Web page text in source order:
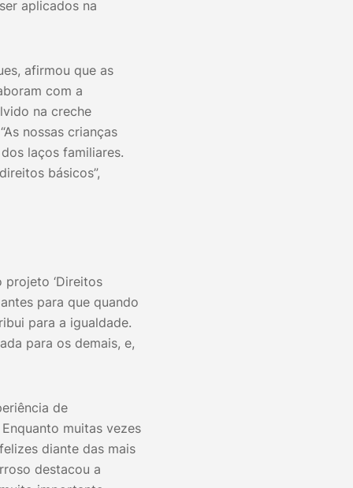
aplicados na
afirmou que as
com a
na creche
nossas crianças
laços familiares.
básicos”,
‘Direitos
para que quando
para a igualdade.
para os demais, e,
de
muitas vezes
diante das mais
destacou a